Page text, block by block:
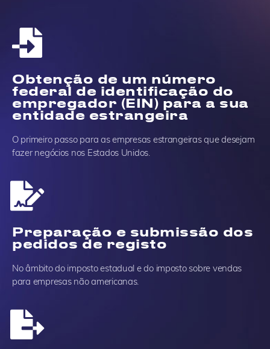
Obtenção de um número
federal de identificação do
empregador (EIN) para a sua
entidade estrangeira
O primeiro passo para as empresas estrangeiras que desejam
fazer negócios nos Estados Unidos.
Preparação e submissão dos
pedidos de registo
No âmbito do imposto estadual e do imposto sobre vendas
para empresas não americanas.